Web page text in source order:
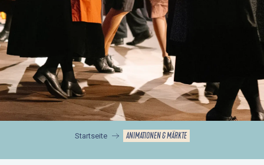
Startseite ANIMATIONEN & MÄRKTE